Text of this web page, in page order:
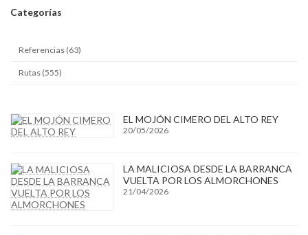
Categorías
Referencias (63)
Rutas (555)
EL MOJÓN CIMERO DEL ALTO REY
20/05/2026
LA MALICIOSA DESDE LA BARRANCA
VUELTA POR LOS ALMORCHONES
21/04/2026